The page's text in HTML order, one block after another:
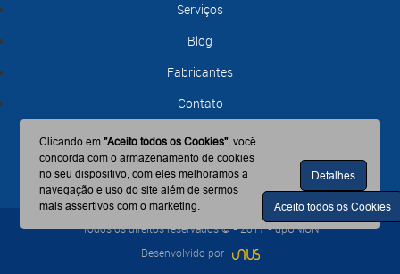
Serviços
Blog
Fabricantes
Contato
Todos os direitos reservados © - 2017 - dpUNION
Desenvolvido por
Clicando em"Aceito todos os Cookies", você
concorda com o armazenamento de cookies
no seu dispositivo, com eles melhoramos a
navegação e uso do site além de sermos
mais assertivos com o marketing.
Detalhes
Aceito todos os Cookies